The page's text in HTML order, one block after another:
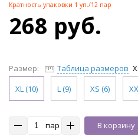
Кратность упаковки 1 уп./12 пар
268 руб.
Размер: Таблица размеров
XL (10)
L (9) XS (6)
пар В корзину